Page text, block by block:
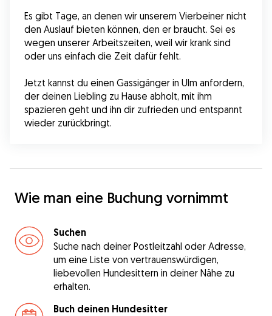
Es gibt Tage, an denen wir unserem Vierbeiner nicht
den Auslauf bieten können, den er braucht. Sei es
wegen unserer Arbeitszeiten, weil wir krank sind
oder uns einfach die Zeit dafür fehlt.
Jetzt kannst du einen Gassigänger in Ulm anfordern,
der deinen Liebling zu Hause abholt, mit ihm
spazieren geht und ihn dir zufrieden und entspannt
wieder zurückbringt.
Wie man eine Buchung vornimmt
Suchen
Suche nach deiner Postleitzahl oder Adresse,
um eine Liste von vertrauenswürdigen,
liebevollen Hundesittern in deiner Nähe zu
erhalten.
Buch deinen Hundesitter